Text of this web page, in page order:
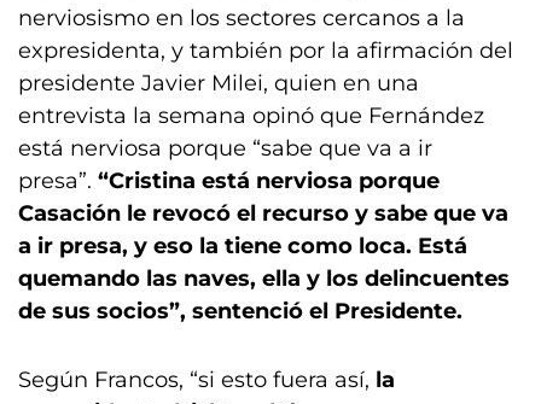
nerviosismo en los sectores cercanos a la
expresidenta, y también por la afirmación del
presidente Javier Milei, quien en una
entrevista la semana opinó que Fernández
está nerviosa porque “sabe que va a ir
presa”. “Cristina está nerviosa porque
Casación le revocó el recurso y sabe que va
a ir presa, y eso la tiene como loca. Está
quemando las naves, ella y los delincuentes
de sus socios”, sentenció el Presidente.
Según Francos, “si esto fuera así, la